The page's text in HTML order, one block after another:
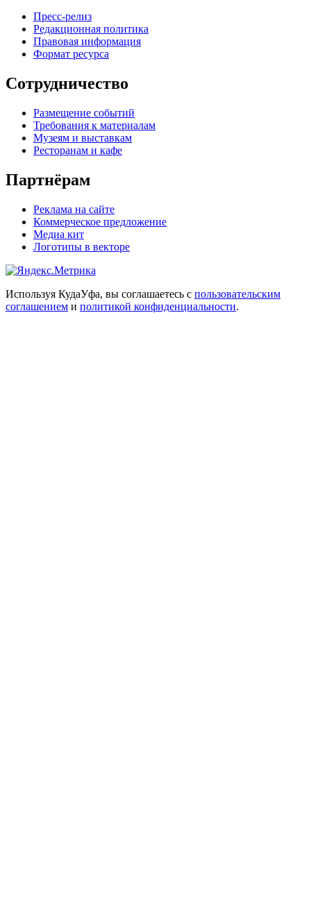
Пресс-релиз
Редакционная политика
Правовая информация
Формат ресурса
Сотрудничество
Размещение событий
Требования к материалам
Музеям и выставкам
Ресторанам и кафе
Партнёрам
Реклама на сайте
Коммерческое предложение
Медиа кит
Логотипы в векторе
Используя КудаУфа, вы соглашаетесь с пользовательским
соглашением и политикой конфиденциальности.